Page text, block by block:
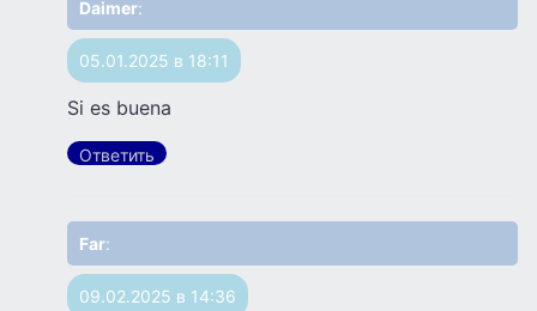
Daimer:
05.01.2025 в 18:11
Si es buena
Ответить
Far:
09.02.2025 в 14:36